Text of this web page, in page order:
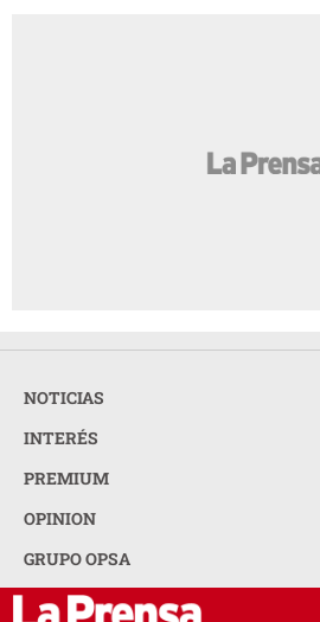
NOTICIAS
INTERÉS
PREMIUM
OPINION
GRUPO OPSA